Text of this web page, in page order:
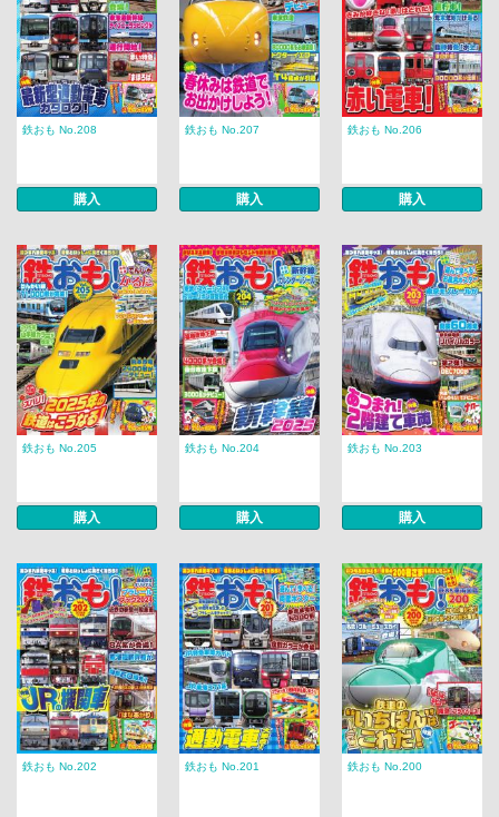
鉄おも No.208
購入
鉄おも No.207
購入
鉄おも No.206
購入
鉄おも No.205
購入
鉄おも No.204
購入
鉄おも No.203
購入
鉄おも No.202 鉄おも No.201 鉄おも No.200